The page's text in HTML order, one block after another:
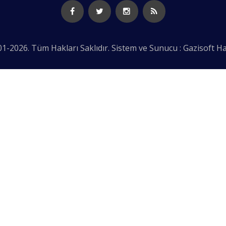
2026. Tüm Hakları Saklıdır. Sistem ve Sunucu : Gazisoft